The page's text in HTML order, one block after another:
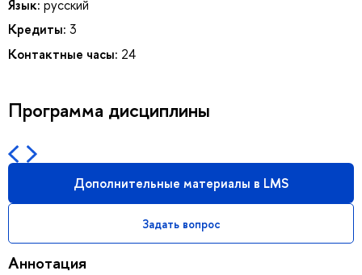
Язык: русский
Кредиты: 3
Контактные часы: 24
Программа дисциплины
Дополнительные материалы в LMS
Задать вопрос
Аннотация